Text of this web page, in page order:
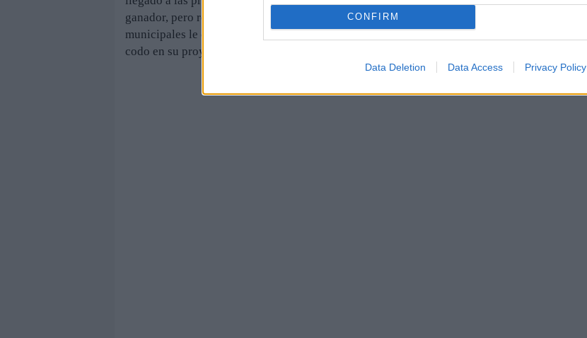
CONFIRM
Data Deletion Data Access Privacy Policy
ganador, pero resaltó: “Acepto las reglas al 100%”. “Ahora, la responsabilidad de las
municipales le corresponde al secretario general —indicó—, pero nos va a tener codo con
codo en su proyecto. Que no le quepa duda a nadie”.